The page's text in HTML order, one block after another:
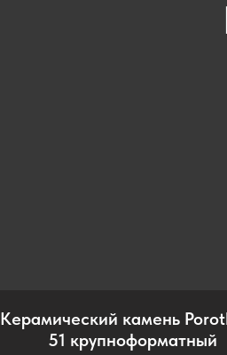
Керамический камень
51 крупноформатный